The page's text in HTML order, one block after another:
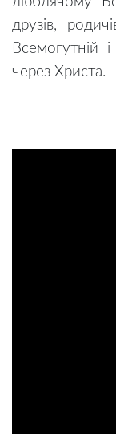
друзів,
Всемогутній
через Христа.